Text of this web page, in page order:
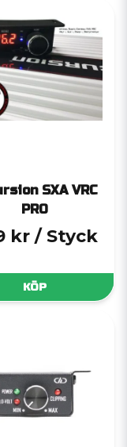
SXA VRC
PRO
kr / Styck
KÖP